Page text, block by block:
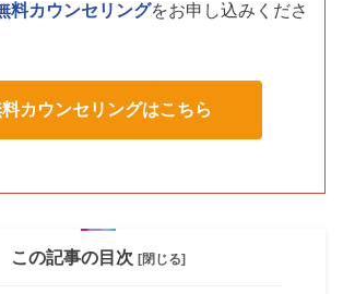
料カウンセリングをお申し込みくださ
カウンセリングはこちら
この記事の目次 [閉じる]